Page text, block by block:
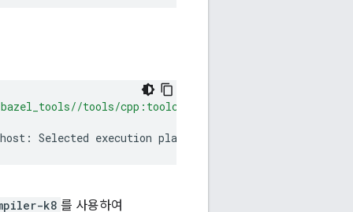
tools/cpp:toolchain_type'
Selected execution platform
k8 를 사용하여